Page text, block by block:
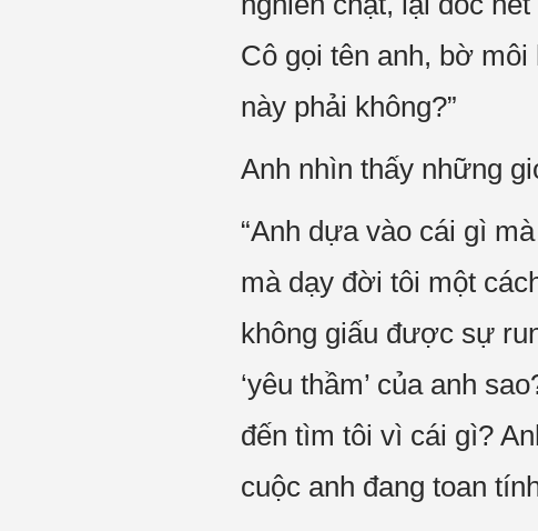
Cô gọi tên anh, bờ
này phải không?”
Anh nhìn thấy những
“Anh dựa vào cái gì
mà dạy đời tôi một
không giấu được sự
‘yêu thầm’ của anh
đến tìm tôi vì cái gì?
cuộc anh đang toan